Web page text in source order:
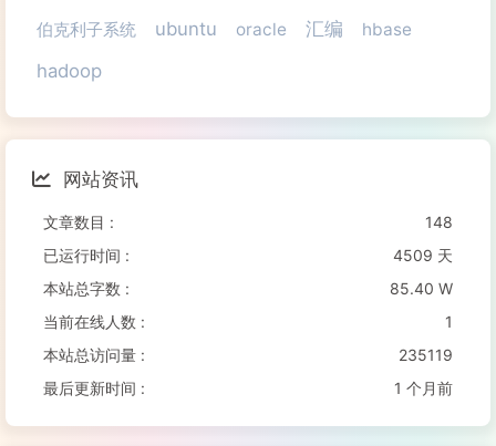
伯克利子系统 ubuntu oracle 汇编 hbase
hadoop
网站资讯
文章数目 :
148
已运行时间 :
4509 天
本站总字数 :
85.40 W
当前在线人数 :
1
本站总访问量 :
235119
最后更新时间 :
1 个月前